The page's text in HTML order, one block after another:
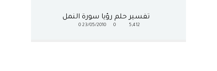
تفسير حلم رؤيا سورة النمل
5,412
0
23/05/2010
0